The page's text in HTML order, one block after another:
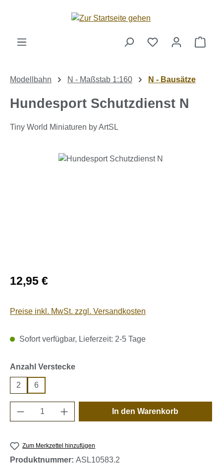
Zum Hauptinhalt springen
Modellbahn N - Maßstab 1:160 N - Bausätze
Hundesport Schutzdienst N
Tiny World Miniaturen by ArtSL
Bildergalerie überspringen
Regulärer Preis:
12,95 €
Preise inkl. MwSt. zzgl. Versandkosten
Sofort verfügbar, Lieferzeit: 2-5 Tage
Anzahl Versteckeauswählen
2 6
Produkt Anzahl: Gib den gewünschten
In den Warenkorb
Zum Merkzettel hinzufügen
Produktnummer: ASL10583.2